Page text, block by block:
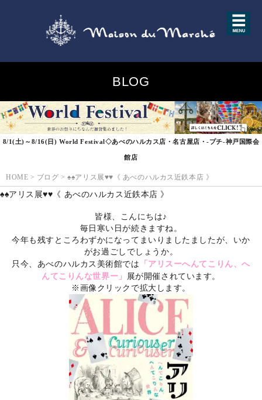
BLOG
8/1(土)～8/16(日) World Festival◇あべのハルカス店・名古屋店・-プチ-神戸国際会
館店
HOME > ブログ >♠♠アリス展♥♥《 あべのハルカス近鉄本店 》
♠♠アリス展♥♥《 あべのハルカス近鉄本店 》
皆様、こんにちは♪
毎日寒い日が続きますね。
今年も残すところわずかになってまいりましたましたが、いか
がお過ごしでしょうか。
只今、あべのハルカス美術館では
「アリスーへんてこりん、へ
んてこりんな世界ー」
展が開催されています。
※画像クリックで拡大します。